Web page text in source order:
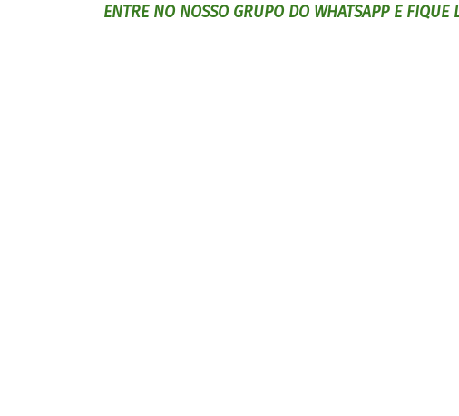
ENTRE NO NOSSO GRUPO DO WHATSAPP E FIQUE